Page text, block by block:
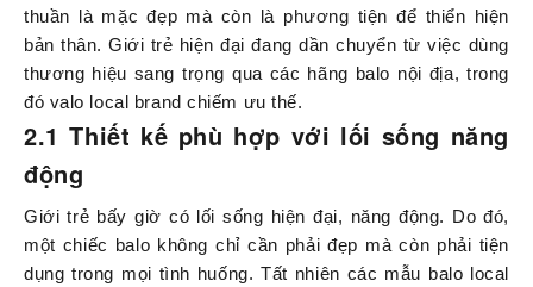
thuần là mặc đẹp mà còn là phương tiện để thiển hiện
bản thân. Giới trẻ hiện đại đang dần chuyển từ việc dùng
thương hiệu sang trọng qua các hãng balo nội địa, trong
đó valo local brand chiếm ưu thế.
2.1 Thiết kế phù hợp với lối sống năng
động
Giới trẻ bấy giờ có lối sống hiện đại, năng động. Do đó,
một chiếc balo không chỉ cần phải đẹp mà còn phải tiện
dụng trong mọi tình huống. Tất nhiên các mẫu balo local